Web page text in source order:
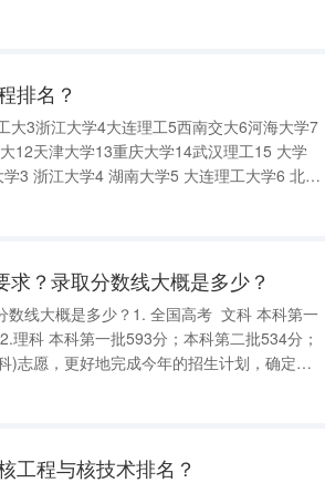
木清华，荷塘月色，竭尽玲珑剔透，尽显规
排名？
大3浙江大学4大连理工5西南交大6河海大学7
12天津大学13重庆大学14武汉理工15 大学
？录取分数线大概是多少？
数线大概是多少？1. 全国高考 文科 本科第一
科 本科第一批593分；本科第二批534分；
)志愿，更好地完成今年的招生计划，确定文
线。专科第一批和专科第二批录取控制分数
工程与核技术排名？